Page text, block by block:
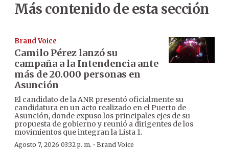
Más contenido de esta sección
Brand Voice
Camilo Pérez lanzó su
campaña a la Intendencia ante
más de 20.000 personas en
Asunción
El candidato de la ANR presentó oficialmente su
candidatura en un acto realizado en el Puerto de
Asunción, donde expuso los principales ejes de su
propuesta de gobierno y reunió a dirigentes de los
movimientos que integran la Lista 1.
Agosto 7, 2026 03:32 p. m. · Brand Voice